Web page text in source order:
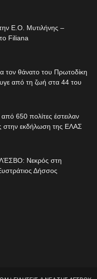
Ε.Ο. Μυτιλήνης –
Filiana
τον θάνατο του Πρωτοδίκη
από τη ζωή στα 44 του
650 πολίτες έστειλαν
στην εκδήλωση της ΕΛΑΣ
Νεκρός στη
Δήσσος